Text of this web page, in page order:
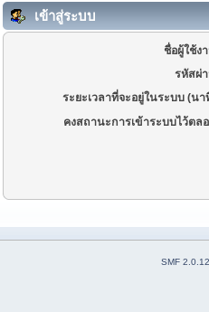
เข้าสู่ระบบ
ชื่อผู้ใช้ง
รหัสผ่
ระยะเวลาที่จะอยู่ในระบบ (นา
คงสถานะการเข้าระบบไว้ตล
SMF 2.0.12